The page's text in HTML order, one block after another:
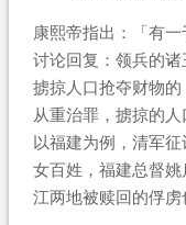
康熙帝指出：「有
讨论回复：领兵的诸
掳掠人口抢夺财物
从重治罪，掳掠的人
以福建为例，清军
女百姓，福建总督
江两地被赎回的俘虏